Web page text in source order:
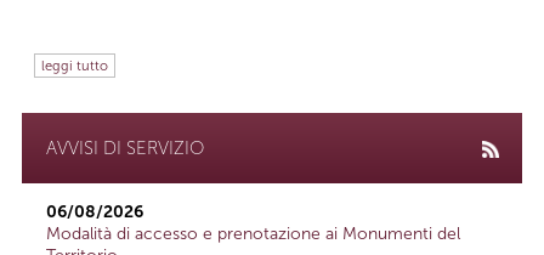
leggi tutto
AVVISI DI SERVIZIO
06/08/2026
Modalità di accesso e prenotazione ai Monumenti del